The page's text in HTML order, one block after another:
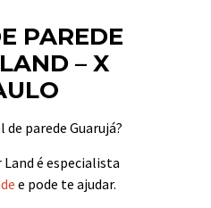
PAREDE
– X
parede Guarujá?
Land é especialista
e pode te ajudar.